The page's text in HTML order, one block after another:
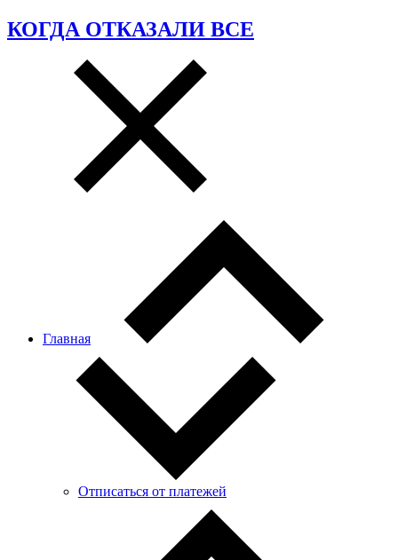
КОГДА ОТКАЗАЛИ ВСЕ
Главная
Отписаться от платежей